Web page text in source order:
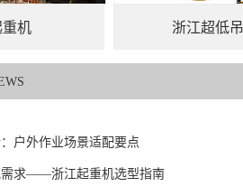
重机 浙江超低
户外作业场景适配要点
需求——浙江起重机选型指南